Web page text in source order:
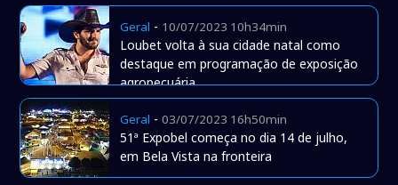
Geral - 10/07/2023 10h34min
Loubet volta à sua cidade natal como
destaque em programação de exposição
agropecuária
Geral -03/07/2023 16h50min
51ª Expobel começa no dia 14 de julho,
em Bela Vista na fronteira